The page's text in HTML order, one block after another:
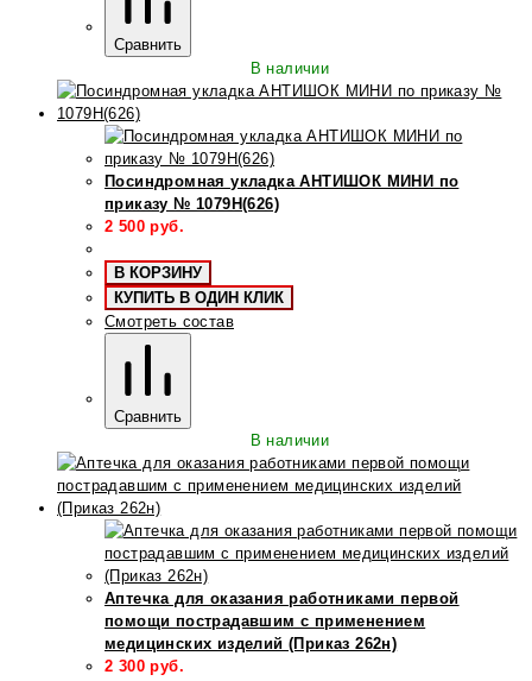
Сравнить
В наличии
Посиндромная укладка АНТИШОК МИНИ по
приказу № 1079Н(626)
2 500 руб.
В КОРЗИНУ
КУПИТЬ В ОДИН КЛИК
Смотреть состав
Сравнить
В наличии
Аптечка для оказания работниками первой
помощи пострадавшим с применением
медицинских изделий (Приказ 262н)
2 300 руб.